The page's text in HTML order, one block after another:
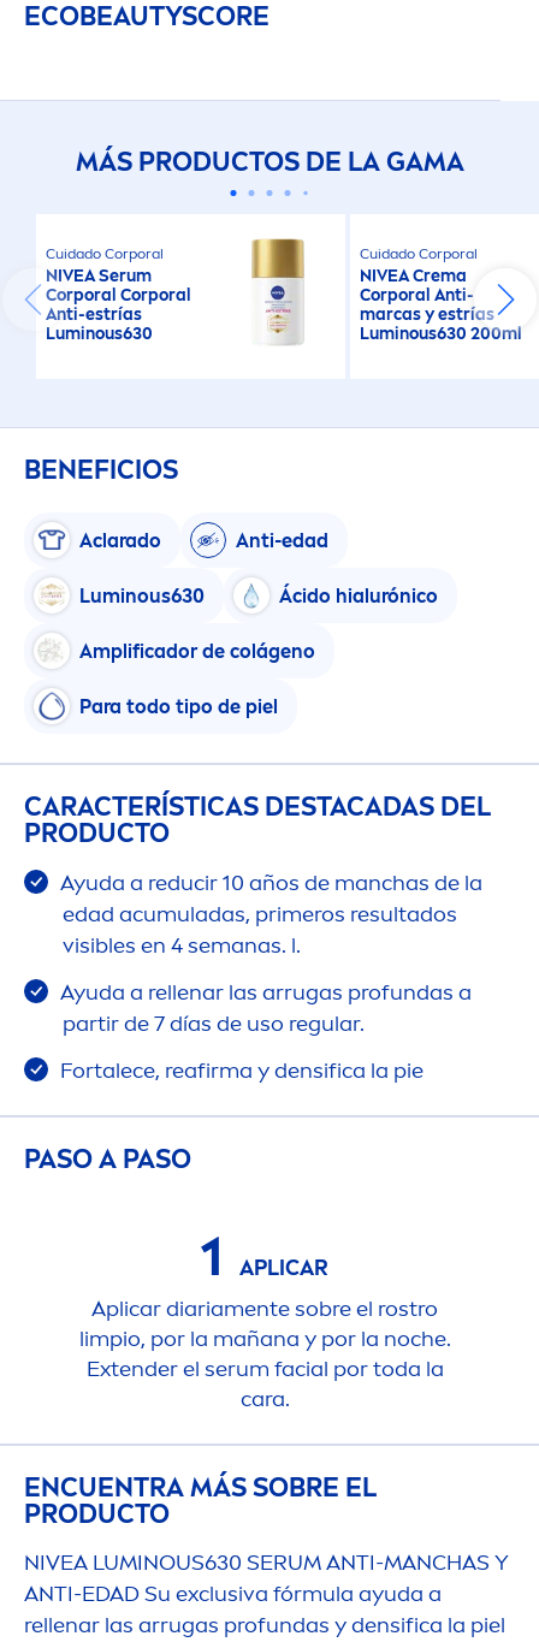
ECOBEAUTYSCORE
MÁS PRODUCTOS DE LA GAMA
Cuidado Corporal
NIVEASerum
Corporal Corporal
Anti-estrías
Luminous630
Cuidado Corporal
NIVEACrema
Corporal Anti-
marcas y estrías
Luminous630 200ml
BENEFICIOS
Aclarado Anti-edad
Luminous630 Ácido hialurónico
Amplificador de colágeno
Para todo tipo de piel
CARACTERÍSTICAS DESTACADAS DEL
PRODUCTO
Ayuda a reducir 10 años de manchas de la
edad acumuladas, primeros resultados
visibles en 4 semanas. l.
Ayuda a rellenar las arrugas profundas a
partir de 7 días de uso regular.
Fortalece, reafirma y densifica la pie
PASO A PASO
1
APLICAR
Aplicar diariamente sobre el rostro
limpio, por la mañana y por la noche.
Extender el serum facial por toda la
cara.
ENCUENTRA MÁS SOBRE EL
PRODUCTO
NIVEA LUMINOUS630 SERUM ANTI-MANCHAS Y
ANTI-EDAD Su exclusiva fórmula ayuda a
rellenar las arrugas profundas y densifica la piel